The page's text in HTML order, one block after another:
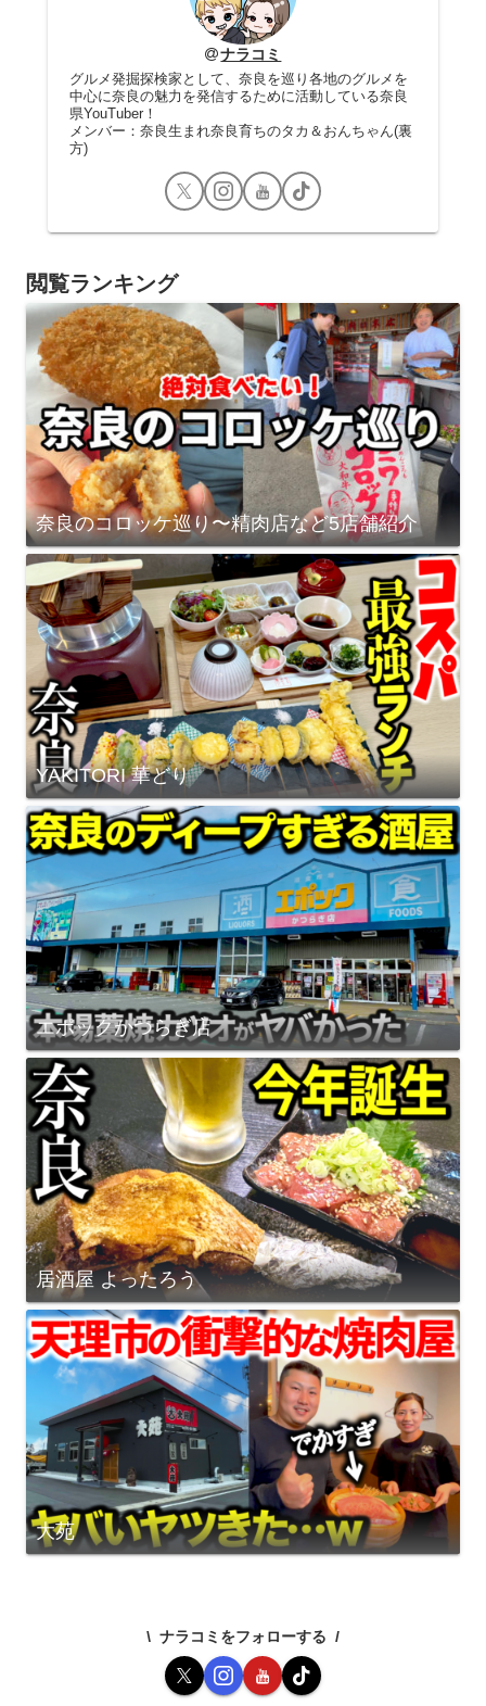
ナラコミ
グルメ発掘探検家として、奈良を巡り各地のグルメを
中心に奈良の魅力を発信するために活動している奈良
県YouTuber！
メンバー：奈良生まれ奈良育ちのタカ＆おんちゃん(裏
方)
閲覧ランキング
奈良のコロッケ巡り〜精肉店など5店舗紹介
YAKITORI 華どり
エポックかつらぎ店
居酒屋 よったろう
大苑
ナラコミをフォローする